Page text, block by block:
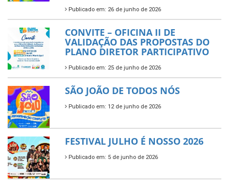
Publicado em: 26 de junho de 2026
CONVITE – OFICINA II DE
VALIDAÇÃO DAS PROPOSTAS DO
PLANO DIRETOR PARTICIPATIVO
Publicado em: 25 de junho de 2026
SÃO JOÃO DE TODOS NÓS
Publicado em: 12 de junho de 2026
FESTIVAL JULHO É NOSSO 2026
Publicado em: 5 de junho de 2026